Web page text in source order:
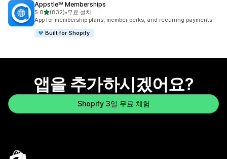
Appstle℠ Memberships
5.0별 5개 중
(832)
총 리뷰 832개
•무료 설치
App for membership plans, member perks, and recurring payments
Built for Shopify
앱을 추가하시겠어요?
Shopify 3일 무료 체험